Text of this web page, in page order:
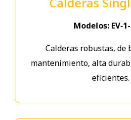
Modelos: EV-
Calderas robustas, de
mantenimiento, alta
eficientes.